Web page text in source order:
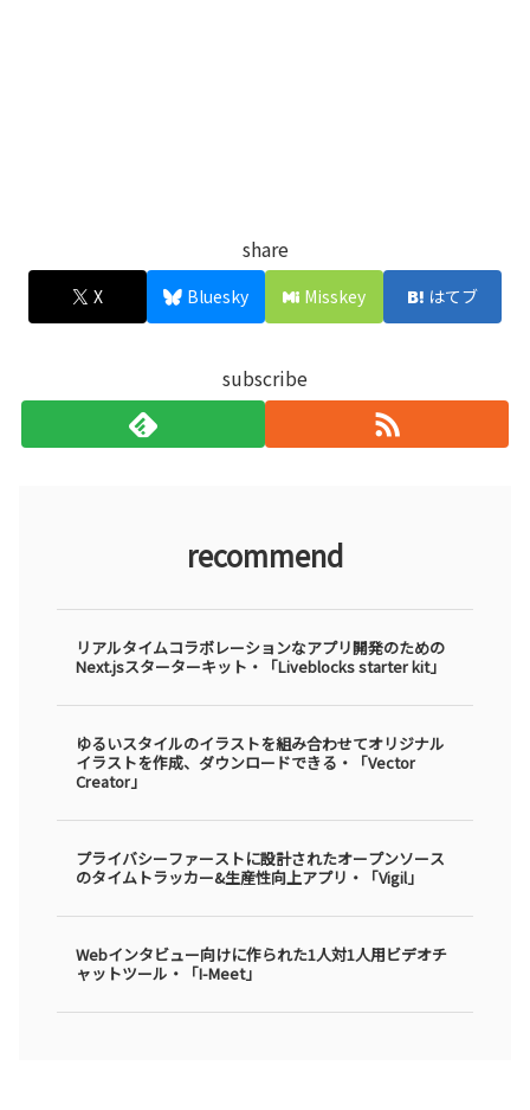
share
X Bluesky Misskey はてブ
subscribe
recommend
リアルタイムコラボレーションなアプリ開発のための
Next.jsスターターキット・「Liveblocks starter kit」
ゆるいスタイルのイラストを組み合わせてオリジナル
イラストを作成、ダウンロードできる・「Vector
Creator」
プライバシーファーストに設計されたオープンソース
のタイムトラッカー&生産性向上アプリ・「Vigil」
Webインタビュー向けに作られた1人対1人用ビデオチ
ャットツール・「I-Meet」